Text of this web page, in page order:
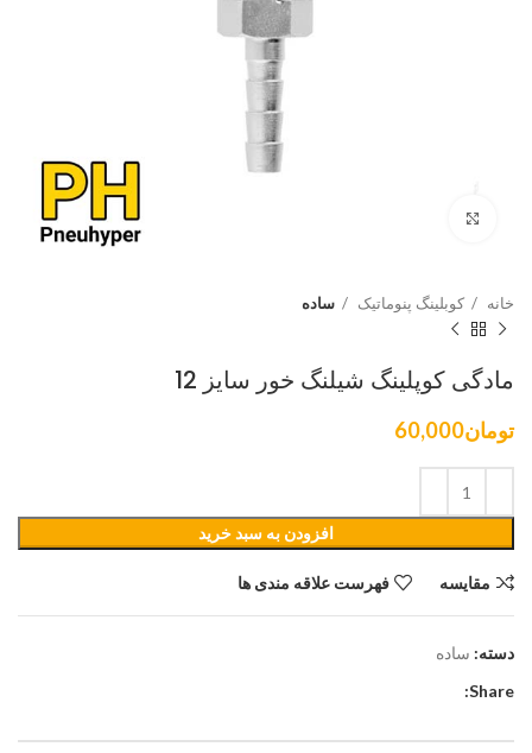
خانه کوبلینگ پنوماتیک ساده
مادگی کوپلینگ شیلنگ خور سایز 12
تومان60,000
افزودن به سبد خرید
مقایسه فهرست علاقه مندی ها
دسته: ساده
Share: